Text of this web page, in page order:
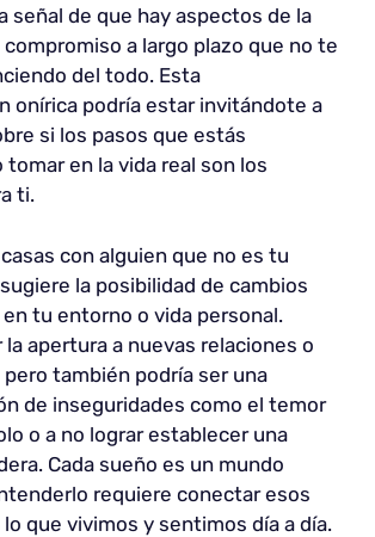
señal de que hay aspectos de la
a largo plazo que no te
del todo. Esta
onírica podría estar invitándote a
si los pasos que estás
en la vida real son los
ti.
con alguien que no es tu
la posibilidad de cambios
tu entorno o vida personal.
la apertura a nuevas relaciones o
también podría ser una
de inseguridades como el temor
o a no lograr establecer una
Cada sueño es un mundo
requiere conectar esos
que vivimos y sentimos día a día.